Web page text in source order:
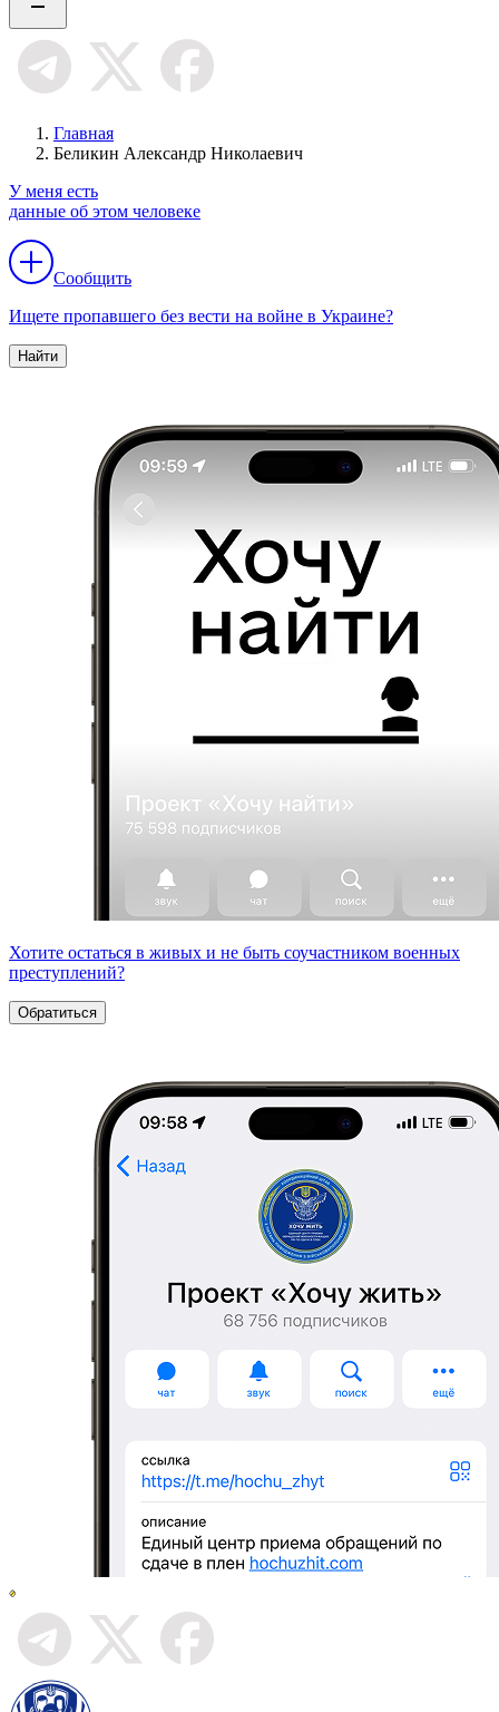
Главная
Беликин Александр Николаевич
У меня есть
данные об этом человеке
Сообщить
Ищете пропавшего без вести на войне в Украине?
Найти
Хотите остаться в живых и не быть соучастником военных
преступлений?
Обратиться